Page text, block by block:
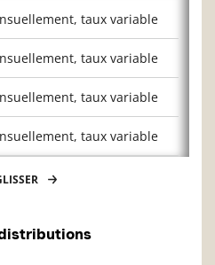
taux variable
taux variable
taux variable
taux variable